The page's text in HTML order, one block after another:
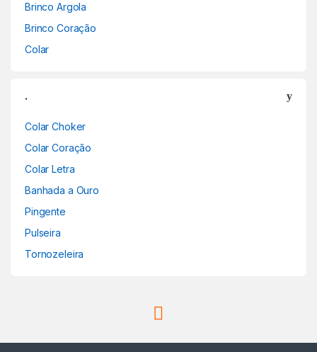
Brinco Argola
Brinco Coração
Colar
.
Colar Choker
Colar Coração
Colar Letra
Banhada a Ouro
Pingente
Pulseira
Tornozeleira